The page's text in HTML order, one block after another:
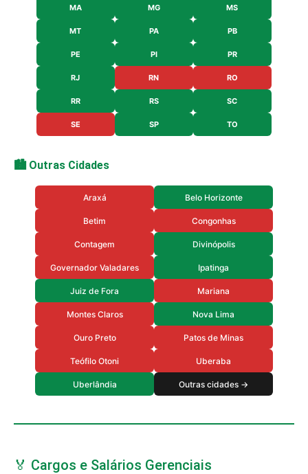
MA MG MS
MT PA PB
PE PI PR
RJ RN RO
RR RS SC
SE SP TO
🏙️ Outras Cidades
Araxá Belo Horizonte
Betim Congonhas
Contagem Divinópolis
Governador Valadares Ipatinga
Juiz de Fora Mariana
Montes Claros Nova Lima
Ouro Preto Patos de Minas
Teófilo Otoni Uberaba
Uberlândia Outras cidades →
🏅 Cargos e Salários Gerenciais